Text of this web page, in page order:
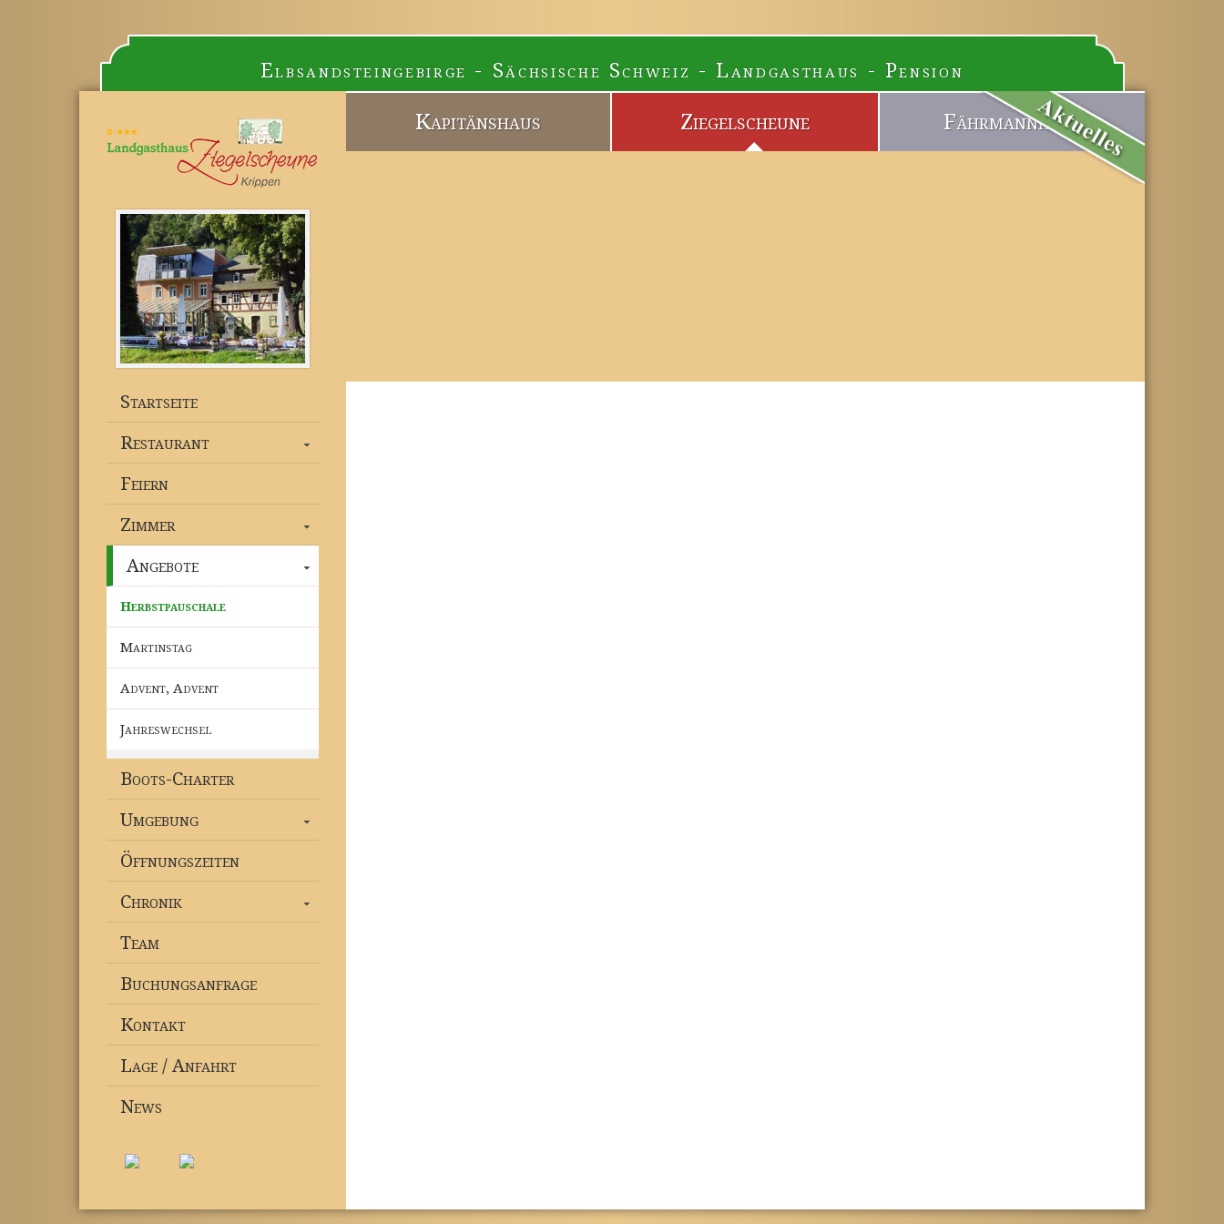
Elbsandsteingebirge - Sächsische Schweiz - Landgasthaus - Pension
Kapitänshaus Ziegelscheune Fährmannhaus
Startseite
Restaurant
Feiern
Zimmer
Angebote
Herbstpauschale
Martinstag
Advent, Advent
Jahreswechsel
Boots-Charter
Umgebung
Öffnungszeiten
Chronik
Team
Buchungsanfrage
Kontakt
Lage / Anfahrt
News